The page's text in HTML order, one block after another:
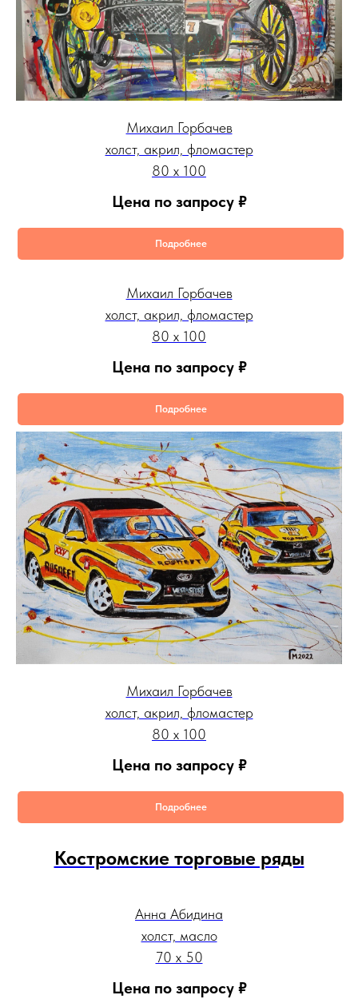
Михаил Горбачев
холст, акрил, фломастер
80 х 100
Цена по запросу ₽
Подробнее
Михаил Горбачев
холст, акрил, фломастер
80 х 100
Цена по запросу ₽
Подробнее
Михаил Горбачев
холст, акрил, фломастер
80 х 100
Цена по запросу ₽
Подробнее
Костромские торговые ряды
Анна Абидина
холст, масло
70 х 50
Цена по запросу ₽